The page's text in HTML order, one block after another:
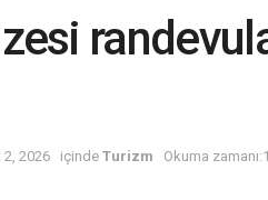
2, 2026 içinde Turizm Okuma